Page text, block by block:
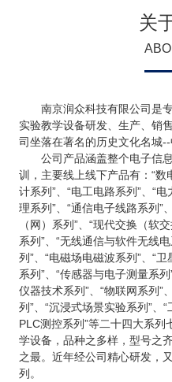
关
南京润众科技有限公司是
实验教学设备研发、生产、销
司坐落在著名的历史文化名城--
公司产品涵盖整个电子信
训，主要线上线下产品有：“数
计系列”、“电工电路系列”、“
理系列”、“通信电子线路系列”
（网）系列”、“现代交换（软
系列”、“无线通信与软件无线
列”、“电磁场电磁波系列”、“
系列”、“传感器与电子测量系
仪器技术系列”、“物联网系列”
列”、“沉浸式场景实验系列”、
PLC测控系列”等二十四大系
学设备，品种之多样，型号之
之最。近年经公司精心研发，
列。